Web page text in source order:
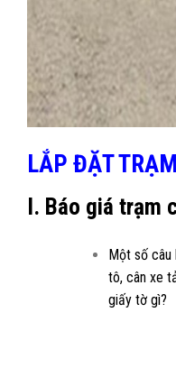
LẮP ĐẶT
I. Báo giá trạm
Một số
tô, cân xe
giấy tờ gì?